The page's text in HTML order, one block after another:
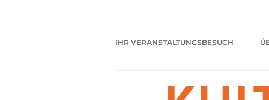
IHR VERANSTALTUNGSBESUCH
HIER HABEN SIE IMMER